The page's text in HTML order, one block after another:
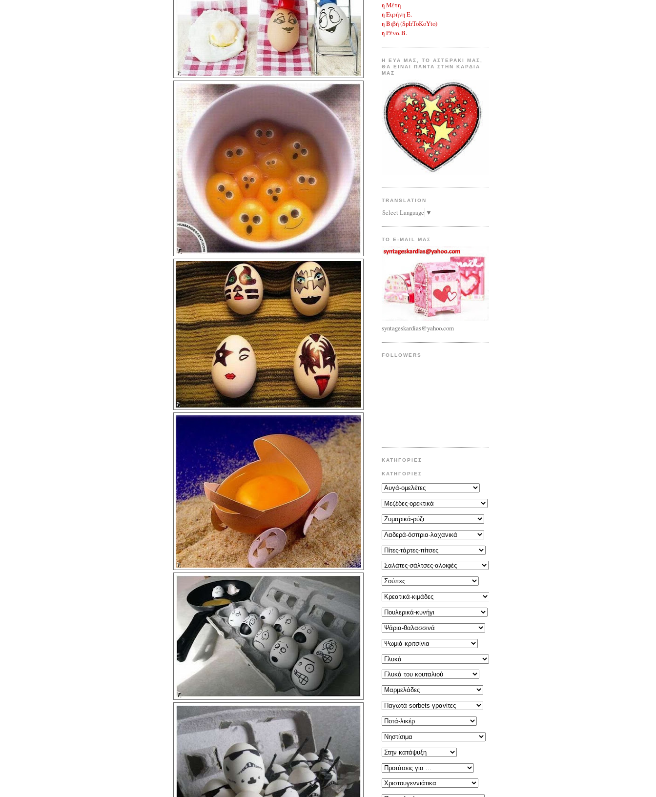
ηΜέτη
η Ειρήνη Ε.
η Βιβή (SpIrToKoYto)
η Ρένα Β.
Η ΕΥΑ ΜΑΣ, ΤΟ ΑΣΤΕΡΑΚΙ ΜΑΣ,
ΘΑ ΕΙΝΑΙ ΠΑΝΤΑ ΣΤΗΝ ΚΑΡΔΙΑ
ΜΑΣ
TRANSLATION
Select Language ▼
TO E-MAIL ΜΑΣ
syntageskardias@yahoo.com
FOLLOWERS
ΚΑΤΗΓΟΡΙΕΣ
ΚΑΤΗΓΟΡΙΕΣ